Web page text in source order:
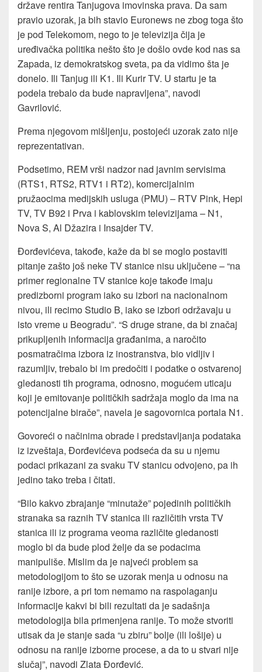
države rentira Tanjugova imovinska prava. Da sam
pravio uzorak, ja bih stavio Euronews ne zbog toga što
je pod Telekomom, nego to je televizija čija je
uređivačka politika nešto što je došlo ovde kod nas sa
Zapada, iz demokratskog sveta, pa da vidimo šta je
donelo. Ili Tanjug ili K1. Ili Kurir TV. U startu je ta
podela trebalo da bude napravljena”, navodi
Gavrilović.
Prema njegovom mišljenju, postojeći uzorak zato nije
reprezentativan.
Podsetimo, REM vrši nadzor nad javnim servisima
(RTS1, RTS2, RTV1 i RT2), komercijalnim
pružaocima medijskih usluga (PMU) – RTV Pink, Hepi
TV, TV B92 i Prva i kablovskim televizijama – N1,
Nova S, Al Džazira i Insajder TV.
Đorđevićeva, takođe, kaže da bi se moglo postaviti
pitanje zašto još neke TV stanice nisu uključene – “na
primer regionalne TV stanice koje takođe imaju
predizborni program iako su izbori na nacionalnom
nivou, ili recimo Studio B, iako se izbori održavaju u
isto vreme u Beogradu”. “S druge strane, da bi značaj
prikupljenih informacija građanima, a naročito
posmatračima izbora iz inostranstva, bio vidljiv i
razumljiv, trebalo bi im predočiti i podatke o ostvarenoj
gledanosti tih programa, odnosno, mogućem uticaju
koji je emitovanje političkih sadržaja moglo da ima na
potencijalne birače”, navela je sagovornica portala N1.
Govoreći o načinima obrade i predstavljanja podataka
iz izveštaja, Đorđevićeva podseća da su u njemu
podaci prikazani za svaku TV stanicu odvojeno, pa ih
jedino tako treba i čitati.
“Bilo kakvo zbrajanje “minutaže” pojedinih političkih
stranaka sa raznih TV stanica ili različitih vrsta TV
stanica ili iz programa veoma različite gledanosti
moglo bi da bude plod želje da se podacima
manipuliše. Mislim da je najveći problem sa
metodologijom to što se uzorak menja u odnosu na
ranije izbore, a pri tom nemamo na raspolaganju
informacije kakvi bi bili rezultati da je sadašnja
metodologija bila primenjena ranije. To može stvoriti
utisak da je stanje sada “u zbiru” bolje (ili lošije) u
odnosu na ranije izborne procese, a da to u stvari nije
slučaj”, navodi Zlata Đorđević.